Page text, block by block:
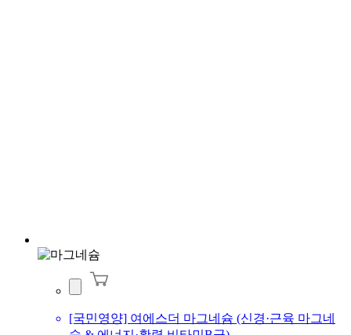
[국민영양] 여에스더 마그네슘 (신경·근육 마그네